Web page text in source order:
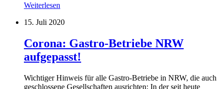
Weiterlesen
15. Juli 2020
Corona: Gastro-Betriebe NRW
aufgepasst!
Wichtiger Hinweis für alle Gastro-Betriebe in NRW, die auch
geschlossene Gesellschaften ausrichten: In der seit heute